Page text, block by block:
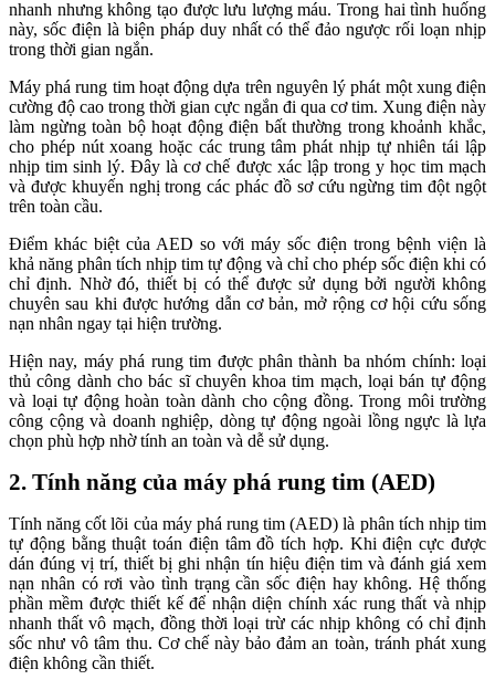
nhanh nhưng không tạo được lưu lượng máu. Trong hai tình huống
này, sốc điện là biện pháp duy nhất có thể đảo ngược rối loạn nhịp
trong thời gian ngắn.
Máy phá rung tim hoạt động dựa trên nguyên lý phát một xung điện
cường độ cao trong thời gian cực ngắn đi qua cơ tim. Xung điện này
làm ngừng toàn bộ hoạt động điện bất thường trong khoảnh khắc,
cho phép nút xoang hoặc các trung tâm phát nhịp tự nhiên tái lập
nhịp tim sinh lý. Đây là cơ chế được xác lập trong y học tim mạch
và được khuyến nghị trong các phác đồ sơ cứu ngừng tim đột ngột
trên toàn cầu.
Điểm khác biệt của AED so với máy sốc điện trong bệnh viện là
khả năng phân tích nhịp tim tự động và chỉ cho phép sốc điện khi có
chỉ định. Nhờ đó, thiết bị có thể được sử dụng bởi người không
chuyên sau khi được hướng dẫn cơ bản, mở rộng cơ hội cứu sống
nạn nhân ngay tại hiện trường.
Hiện nay, máy phá rung tim được phân thành ba nhóm chính: loại
thủ công dành cho bác sĩ chuyên khoa tim mạch, loại bán tự động
và loại tự động hoàn toàn dành cho cộng đồng. Trong môi trường
công cộng và doanh nghiệp, dòng tự động ngoài lồng ngực là lựa
chọn phù hợp nhờ tính an toàn và dễ sử dụng.
2. Tính năng của máy phá rung tim (AED)
Tính năng cốt lõi của máy phá rung tim (AED) là phân tích nhịp tim
tự động bằng thuật toán điện tâm đồ tích hợp. Khi điện cực được
dán đúng vị trí, thiết bị ghi nhận tín hiệu điện tim và đánh giá xem
nạn nhân có rơi vào tình trạng cần sốc điện hay không. Hệ thống
phần mềm được thiết kế để nhận diện chính xác rung thất và nhịp
nhanh thất vô mạch, đồng thời loại trừ các nhịp không có chỉ định
sốc như vô tâm thu. Cơ chế này bảo đảm an toàn, tránh phát xung
điện không cần thiết.